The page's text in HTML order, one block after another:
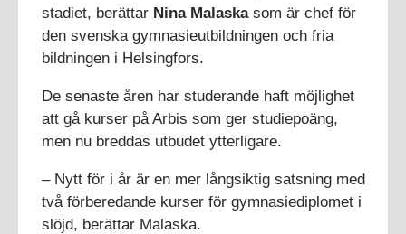
stadiet, berättar Nina Malaskasom är chef för
den svenska gymnasieutbildningen och fria
bildningen i Helsingfors.
De senaste åren har studerande haft möjlighet
att gå kurser på Arbis som ger studiepoäng,
men nu breddas utbudet ytterligare.
– Nytt för i år är en mer långsiktig satsning med
två förberedande kurser för gymnasiediplomet i
slöjd, berättar Malaska.